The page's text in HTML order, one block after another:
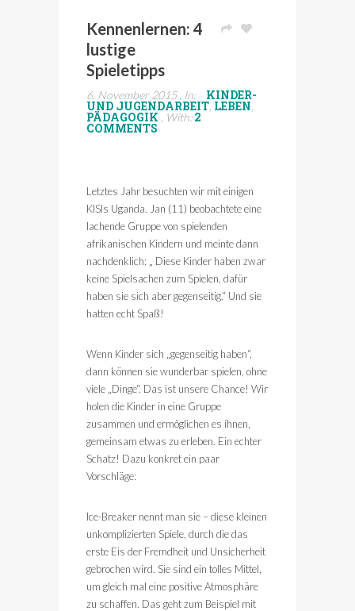
Kennenlernen: 4
lustige
Spieletipps
6. November 2015 , In: KINDER-
UND JUGENDARBEIT LEBEN
PÄDAGOGIK , With:2
COMMENTS
Letztes Jahr besuchten wir mit einigen
KISIs Uganda. Jan (11) beobachtete eine
lachende Gruppe von spielenden
afrikanischen Kindern und meinte dann
nachdenklich: „ Diese Kinder haben zwar
keine Spielsachen zum Spielen, dafür
haben sie sich aber gegenseitig.“ Und sie
hatten echt Spaß!
Wenn Kinder sich „gegenseitig haben“,
dann können sie wunderbar spielen, ohne
viele „Dinge“. Das ist unsere Chance! Wir
holen die Kinder in eine Gruppe
zusammen und ermöglichen es ihnen,
gemeinsam etwas zu erleben. Ein echter
Schatz! Dazu konkret ein paar
Vorschläge:
Ice-Breaker nennt man sie – diese kleinen
unkomplizierten Spiele, durch die das
erste Eis der Fremdheit und Unsicherheit
gebrochen wird. Sie sind ein tolles Mittel,
um gleich mal eine positive Atmosphäre
zu schaffen. Das geht zum Beispiel mit